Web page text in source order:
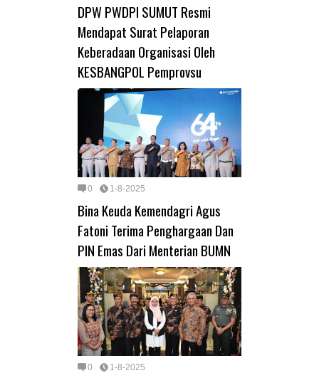
DPW PWDPI SUMUT Resmi
Mendapat Surat Pelaporan
Keberadaan Organisasi Oleh
KESBANGPOL Pemprovsu
0 1-8-2025
Bina Keuda Kemendagri Agus
Fatoni Terima Penghargaan Dan
PIN Emas Dari Menterian BUMN
0 1-8-2025